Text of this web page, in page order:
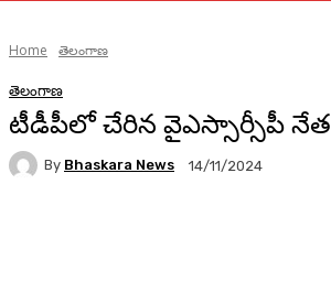
Home తెలంగాణ
తెలంగాణ
టీడీపీలో చేరిన వైఎస్సార్సీపీ నేత
By Bhaskara News 14/11/2024